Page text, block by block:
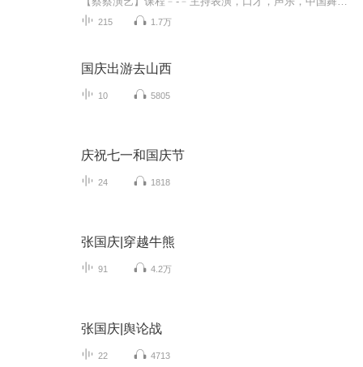
215 1.7万
国庆出游去山西
10 5805
庆祝七一和国庆节
24 1818
张国庆|穿越牛熊
91 4.2万
张国庆|舆论战
22 4713